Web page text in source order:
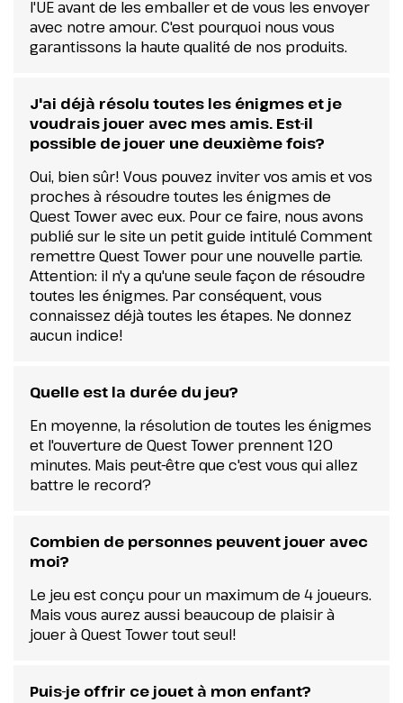
l'UE avant de les emballer et de vous les envoyer
avec notre amour. C'est pourquoi nous vous
garantissons la haute qualité de nos produits.
J'ai déjà résolu toutes les énigmes et je
voudrais jouer avec mes amis. Est-il
possible de jouer une deuxième fois?
Oui, bien sûr! Vous pouvez inviter vos amis et vos
proches à résoudre toutes les énigmes de
Quest Tower avec eux. Pour ce faire, nous avons
publié sur le site un petit guide intitulé Comment
remettre Quest Tower pour une nouvelle partie.
Attention: il n'y a qu'une seule façon de résoudre
toutes les énigmes. Par conséquent, vous
connaissez déjà toutes les étapes. Ne donnez
aucun indice!
Quelle est la durée du jeu?
En moyenne, la résolution de toutes les énigmes
et l'ouverture de Quest Tower prennent 120
minutes. Mais peut-être que c'est vous qui allez
battre le record?
Combien de personnes peuvent jouer avec
moi?
Le jeu est conçu pour un maximum de 4 joueurs.
Mais vous aurez aussi beaucoup de plaisir à
jouer à Quest Tower tout seul!
Puis-je offrir ce jouet à mon enfant?